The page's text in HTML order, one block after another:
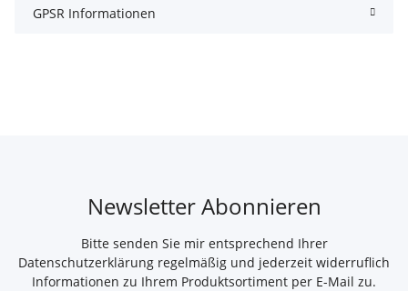
GPSR Informationen
Newsletter Abonnieren
Bitte senden Sie mir entsprechend Ihrer
Datenschutzerklärung regelmäßig und jederzeit widerruflich
Informationen zu Ihrem Produktsortiment per E-Mail zu.